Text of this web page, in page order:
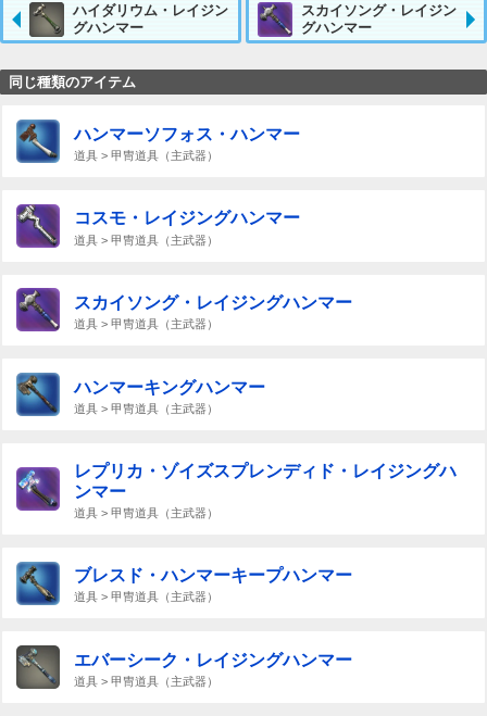
ハイダリウム・レイジン
グハンマー
スカイソング・レイジン
グハンマー
同じ種類のアイテム
ハンマーソフォス・ハンマー
道具 > 甲冑道具（主武器）
コスモ・レイジングハンマー
道具 > 甲冑道具（主武器）
スカイソング・レイジングハンマー
道具 > 甲冑道具（主武器）
ハンマーキングハンマー
道具 > 甲冑道具（主武器）
レプリカ・ゾイズスプレンディド・レイジングハ
ンマー
道具 > 甲冑道具（主武器）
ブレスド・ハンマーキープハンマー
道具 > 甲冑道具（主武器）
エバーシーク・レイジングハンマー
道具 > 甲冑道具（主武器）